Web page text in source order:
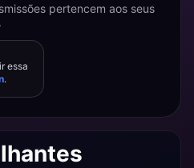
pertencem aos seus
essa
.